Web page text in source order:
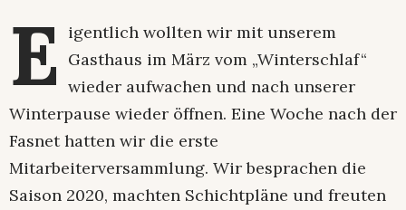
E
igentlich wollten wir mit unserem
Gasthaus im März vom „Winterschlaf“
wieder aufwachen und nach unserer
Winterpause wieder öffnen. Eine Woche nach der
Fasnet hatten wir die erste
Mitarbeiterversammlung. Wir besprachen die
Saison 2020, machten Schichtpläne und freuten